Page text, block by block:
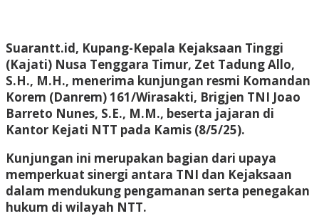
Suarantt.id, Kupang-Kepala Kejaksaan Tinggi
(Kajati) Nusa Tenggara Timur, Zet Tadung Allo,
S.H., M.H., menerima kunjungan resmi Komandan
Korem (Danrem) 161/Wirasakti, Brigjen TNI Joao
Barreto Nunes, S.E., M.M., beserta jajaran di
Kantor Kejati NTT pada Kamis (8/5/25).
Kunjungan ini merupakan bagian dari upaya
memperkuat sinergi antara TNI dan Kejaksaan
dalam mendukung pengamanan serta penegakan
hukum di wilayah NTT.